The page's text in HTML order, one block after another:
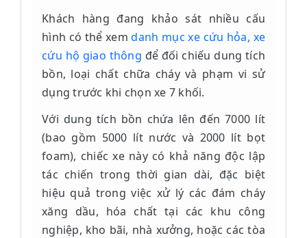
Khách hàng đang khảo sát nhiều cấu
hình có thể xemdanh mục xe cứu hỏa, xe
cứu hộ giao thông để đối chiếu dung tích
bồn, loại chất chữa cháy và phạm vi sử
dụng trước khi chọn xe 7 khối.
Với dung tích bồn chứa lên đến 7000 lít
(bao gồm 5000 lít nước và 2000 lít bọt
foam), chiếc xe này có khả năng độc lập
tác chiến trong thời gian dài, đặc biệt
hiệu quả trong việc xử lý các đám cháy
xăng dầu, hóa chất tại các khu công
nghiệp, kho bãi, nhà xưởng, hoặc các tòa